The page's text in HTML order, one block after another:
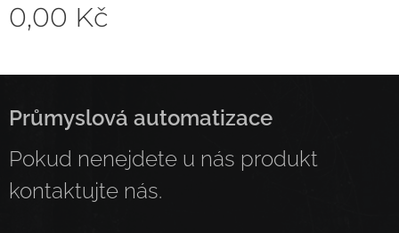
0,00 Kč
Průmyslová automatizace
Pokud nenejdete u nás produkt
kontaktujte nás.